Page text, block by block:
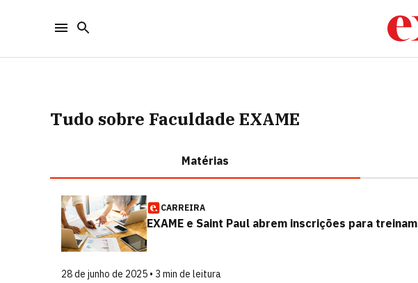
Tudo sobre Faculdade EXAME
Matérias
CARREIRA
EXAME e Saint Paul abrem inscrições para
28 de junho de 2025 • 3 min de leitura